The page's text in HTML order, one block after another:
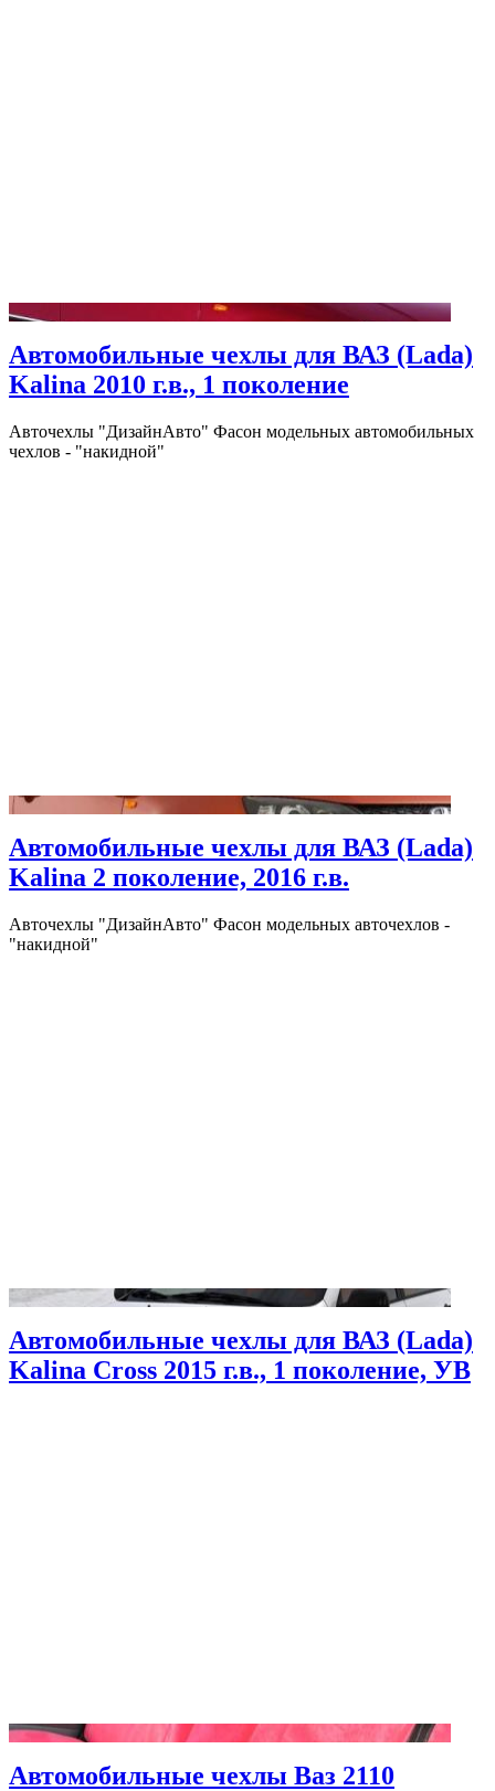
Автомобильные чехлы для ВАЗ (Lada)
Kalina 2010 г.в., 1 поколение
Авточехлы "ДизайнАвто" Фасон модельных автомобильных
чехлов - "накидной"
Автомобильные чехлы для ВАЗ (Lada)
Kalina 2 поколение, 2016 г.в.
Авточехлы "ДизайнАвто" Фасон модельных авточехлов -
"накидной"
Автомобильные чехлы для ВАЗ (Lada)
Kalina Cross 2015 г.в., 1 поколение, УВ
Автомобильные чехлы Ваз 2110